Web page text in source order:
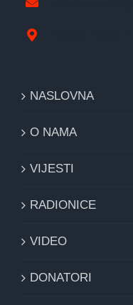
NASLOVNA
O NAMA
VIJESTI
RADIONICE
VIDEO
DONATORI